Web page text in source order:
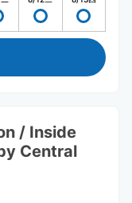
/ Inside
Central